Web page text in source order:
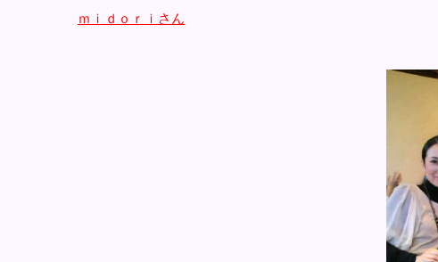
ｍｉｄｏｒｉさん